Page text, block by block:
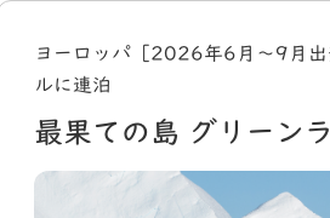
ヨーロッパ［2026年6月～9月出
ルに連泊
最果ての島 グリーン